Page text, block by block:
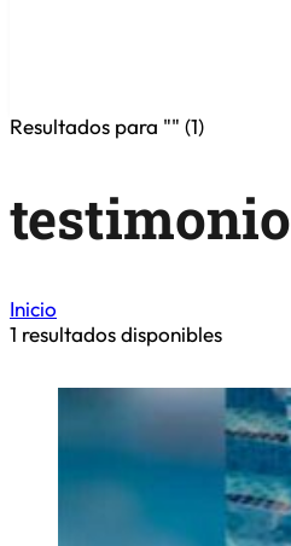
Resultados para "" (1)
Inicio
1 resultados disponibles